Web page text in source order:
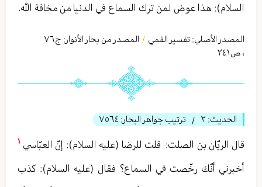
السلام): هذا عوض لمن ترك السماع في الدنيا من مخافة الله.
المصدر الأصلي: تفسير القمي / المصدر من بحار الأنوار: ج٧٦
، ص٢٤١
الحديث: ٢ / ترتيب جواهر البحار: ٧٥٦٤
قال الريّان بن الصلت: ‏ قلت للرضا (عليه السلام): إنّ العبّاسي
أخبرني أنّك رخّصت في السماع؟ فقال (عليه السلام): كذب